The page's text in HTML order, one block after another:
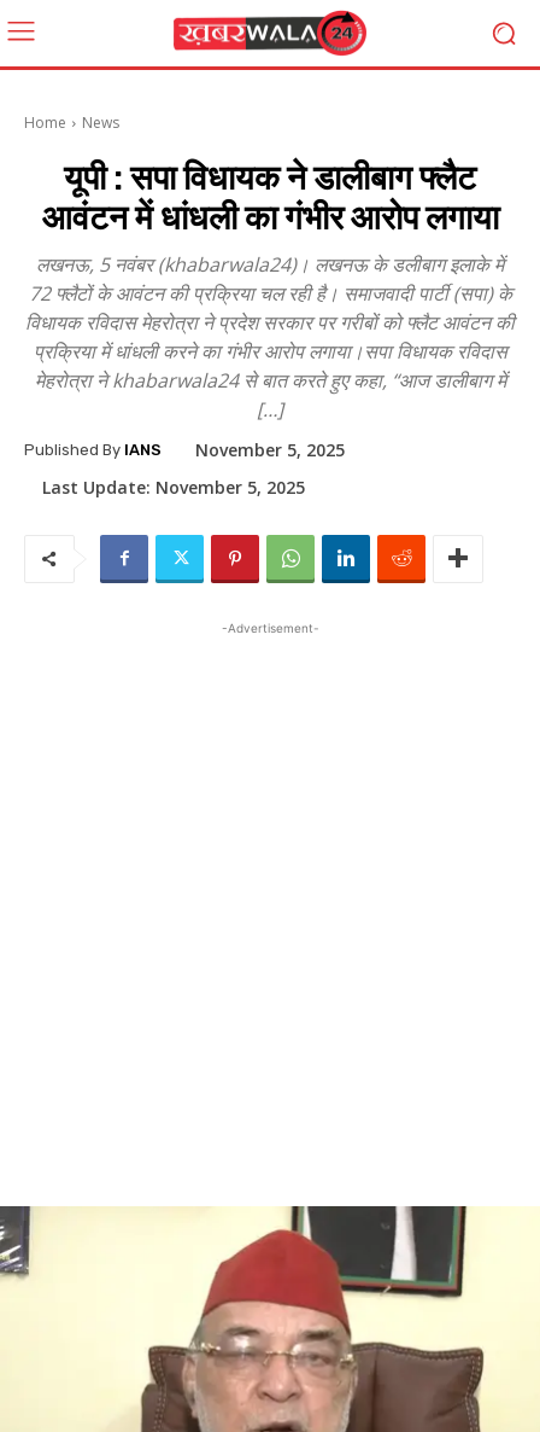
Home News
यूपी : सपा विधायक ने डालीबाग फ्लैट
आवंटन में धांधली का गंभीर आरोप लगाया
लखनऊ, 5 नवंबर (khabarwala24)। लखनऊ के डलीबाग इलाके में
72 फ्लैटों के आवंटन की प्रक्रिया चल रही है। समाजवादी पार्टी (सपा) के
विधायक रविदास मेहरोत्रा ने प्रदेश सरकार पर गरीबों को फ्लैट आवंटन की
प्रक्रिया में धांधली करने का गंभीर आरोप लगाया।सपा विधायक रविदास
मेहरोत्रा ने khabarwala24 से बात करते हुए कहा, “आज डालीबाग में
[…]
Published By IANS
November 5, 2025
Last Update: November 5, 2025
-Advertisement-